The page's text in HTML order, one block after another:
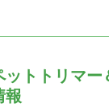
ットトリマー
報